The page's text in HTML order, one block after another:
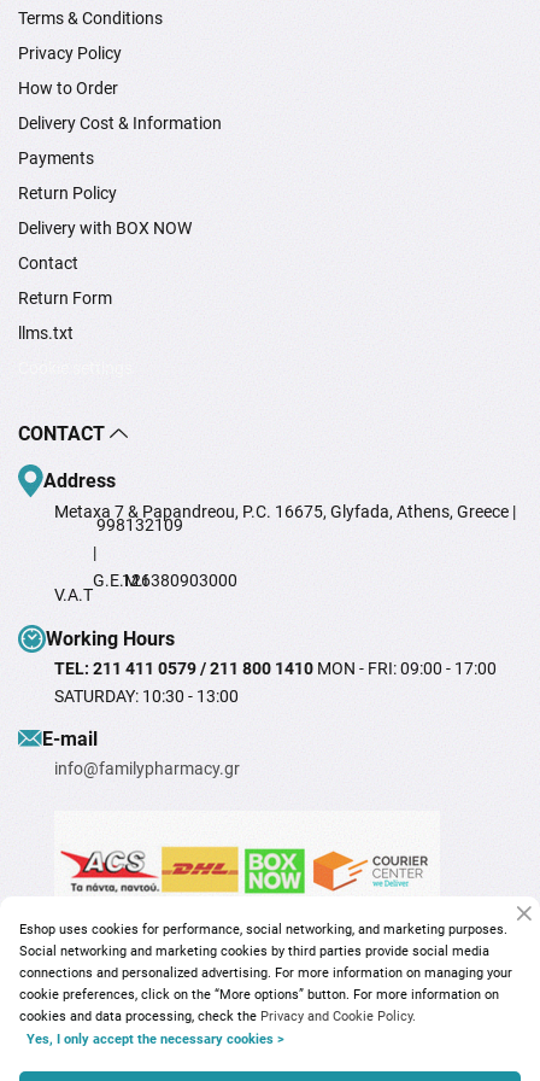
Terms & Conditions
Privacy Policy
How to Order
Delivery Cost & Information
Payments
Return Policy
Delivery with BOX NOW
Contact
Return Form
llms.txt
CONTACT
Address
Metaxa 7 & Papandreou, P.C. 16675, Glyfada, Athens, Greece |
V.A.T
998132109
|
G.E.M.I126380903000
Working Hours
TEL: 211 411 0579 / 211 800 1410 MON - FRI: 09:00 - 17:00
SATURDAY: 10:30 - 13:00
Ε-mail
info@familypharmacy.gr
Eshop uses cookies for performance, social networking, and marketing purposes.
Social networking and marketing cookies by third parties provide social media
connections and personalized advertising. For more information on managing your
cookie preferences, click on the “More options” button. For more information on
cookies and data processing, check the Privacy and Cookie Policy.
Yes, I only accept the necessary cookies >